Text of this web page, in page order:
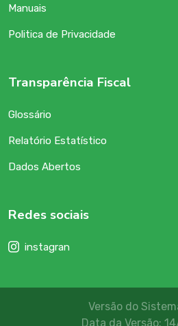
Manuais
Politica de Privacidade
Transparência Fiscal
Glossário
Relatório Estatístico
Dados Abertos
Redes sociais
instagran
Versão do
Data da Versão: